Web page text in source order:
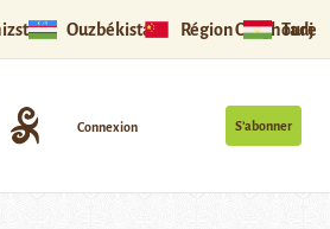
Ouzbékistan Région Ouïghoure
S’abonner
Connexion